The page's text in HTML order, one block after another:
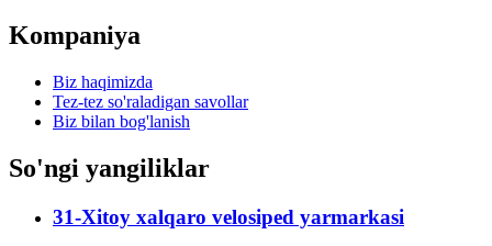
Kompaniya
Biz haqimizda
Tez-tez so'raladigan savollar
Biz bilan bog'lanish
So'ngi yangiliklar
31-Xitoy xalqaro velosiped yarmarkasi